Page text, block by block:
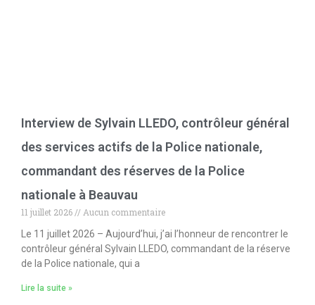
Interview de Sylvain LLEDO, contrôleur général
des services actifs de la Police nationale,
commandant des réserves de la Police
nationale à Beauvau
11 juillet 2026
Aucun commentaire
Le 11 juillet 2026 – Aujourd’hui, j’ai l’honneur de rencontrer le
contrôleur général Sylvain LLEDO, commandant de la réserve
de la Police nationale, qui a
Lire la suite »